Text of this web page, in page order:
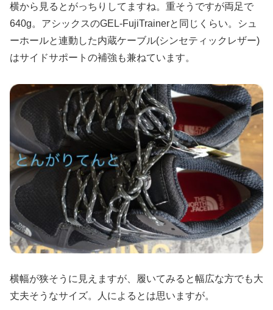
横から見るとがっちりしてますね。重そうですが両足で
640g。アシックスのGEL-FujiTrainerと同じくらい。シュ
ーホールと連動した内蔵ケーブル(シンセティックレザー)
はサイドサポートの補強も兼ねています。
横幅が狭そうに見えますが、履いてみると幅広な方でも大
丈夫そうなサイズ。人によるとは思いますが。